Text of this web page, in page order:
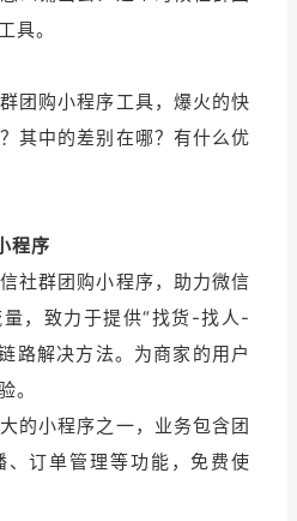
社群交流
设计服务商
数据通服务
具。
团购小程序工具，爆火的快
其中的差别在哪？有什么优
程序
社群团购小程序，助力微信
，致力于提供“找货-找人-
路解决方法。为商家的用户
。
的小程序之一，业务包含团
、订单管理等功能，免费使